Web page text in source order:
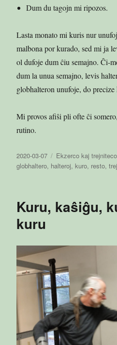
Dum du tagojn mi ripozos.
Lasta monato mi kuris nur
malbona por kurado, sed mi ja
ol dufoje dum ĉiu semajno. Ĉi-
dum la unua semajno, levis
globhalteron unufoje, do
Mi provos afiŝi pli ofte ĉi
rutino.
Publikigita
en
2020-03-07 Kategorioj
Ekzerco kaj trejniteco
globhaltero, halteroj,kuro, resto,
Kuru, kaŝiĝu,
kuru